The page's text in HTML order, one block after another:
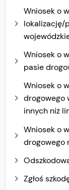
Wniosek o
lokalizację/
Wniosek o
pasie
Wniosek o
drogowego
innych niż
Wniosek o
drogowego
Zgłoś